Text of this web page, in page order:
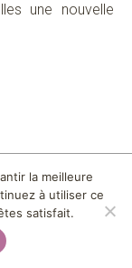
une nouvelle
la meilleure
à utiliser ce
satisfait.